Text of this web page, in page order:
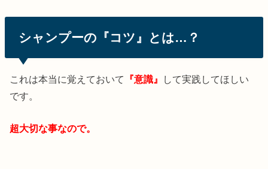
シャンプーの『コツ』とは…？
これは本当に覚えておいて 『意識』
して実践してほしい
です。
超大切な事なので。